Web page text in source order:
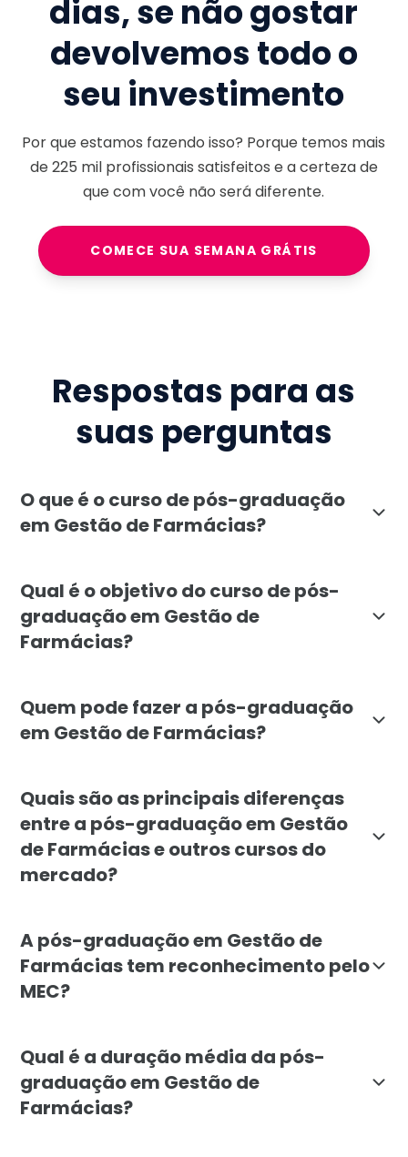
dias, se não gostar
devolvemos todo o
seu investimento
Por que estamos fazendo isso? Porque temos mais
de225 milprofissionais satisfeitos e a certeza de
que com você não será diferente.
COMECE SUA SEMANA GRÁTIS
Respostas para as
suas perguntas
O que é o curso de pós-graduação
em Gestão de Farmácias?
Qual é o objetivo do curso de pós-
graduação em Gestão de
Farmácias?
Quem pode fazer a pós-graduação
em Gestão de Farmácias?
Quais são as principais diferenças
entre a pós-graduação em Gestão
de Farmácias e outros cursos do
mercado?
A pós-graduação em Gestão de
Farmácias tem reconhecimento pelo
MEC?
Qual é a duração média da pós-
graduação em Gestão de
Farmácias?